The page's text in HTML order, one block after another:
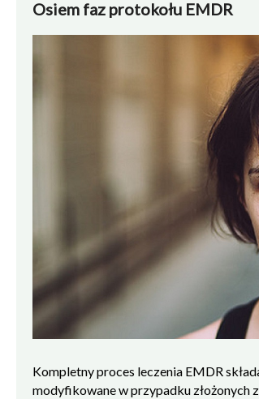
Osiem faz protokołu EMDR
Kompletny proces leczenia EMDR
modyfikowane w przypadku złożonych